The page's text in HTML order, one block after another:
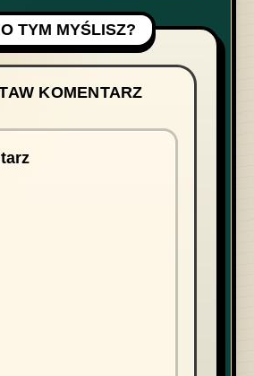
TYM MYŚLISZ?
KOMENTARZ